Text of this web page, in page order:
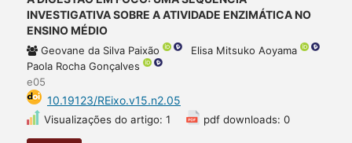
INVESTIGATIVA SOBRE A ATIVIDADE ENZIMÁTICA NO
ENSINO MÉDIO
Geovane da Silva Paixão
Elisa Mitsuko Aoyama
Paola Rocha Gonçalves
e05
10.19123/REixo.v15.n2.05
Visualizações do artigo: 1 pdf downloads: 0